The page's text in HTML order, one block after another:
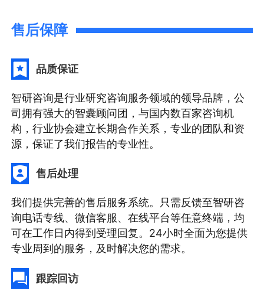
售后保障
品质保证
智研咨询是行业研究咨询服务领域的领导品牌，公
司拥有强大的智囊顾问团，与国内数百家咨询机
构，行业协会建立长期合作关系，专业的团队和资
源，保证了我们报告的专业性。
售后处理
我们提供完善的售后服务系统。只需反馈至智研咨
询电话专线、微信客服、在线平台等任意终端，均
可在工作日内得到受理回复。24小时全面为您提供
专业周到的服务，及时解决您的需求。
跟踪回访